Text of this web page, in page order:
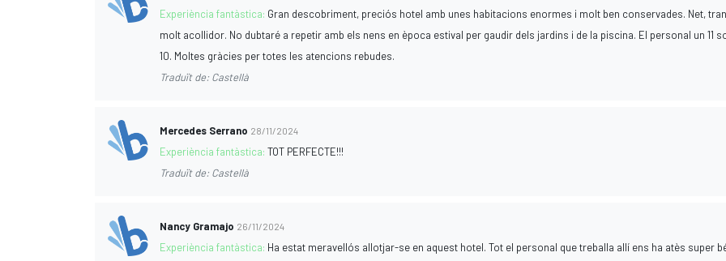
Experiència fantàstica: Gran descobriment, preciós hotel amb unes habitacions enormes i molt ben conservades. Net,
molt acollidor. No dubtaré a repetir amb els nens en època estival per gaudir dels jardins i de la piscina. El personal un 11
10. Moltes gràcies per totes les atencions rebudes.
Traduït de: Castellà
Mercedes Serrano 28/11/2024
Experiència fantàstica:TOT PERFECTE!!!
Traduït de: Castellà
Nancy Gramajo 26/11/2024
Experiència fantàstica: Ha estat meravellós allotjar-se en aquest hotel. Tot el personal que treballa allí ens ha atès super